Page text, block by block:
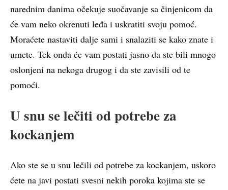
narednim danima očekuje suočavanje sa činjenicom da
će vam neko okrenuti leđa i uskratiti svoju pomoć.
Moraćete nastaviti dalje sami i snalaziti se kako znate i
umete. Tek onda će vam postati jasno da ste bili mnogo
oslonjeni na nekoga drugog i da ste zavisili od te
pomoći.
U snu se lečiti od potrebe za
kockanjem
Ako ste se u snu lečili od potrebe za kockanjem, uskoro
ćete na javi postati svesni nekih poroka kojima ste se